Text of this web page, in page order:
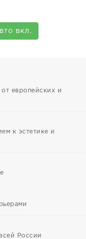
вкл.
европейских и
к эстетике и
России